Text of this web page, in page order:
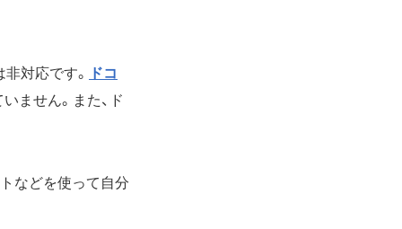
対応です。
ドコ
ません。また、ド
などを使って自分